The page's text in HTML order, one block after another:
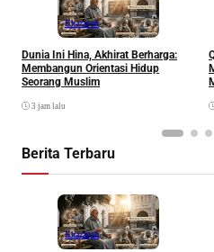
Khazanah
Dunia Ini Hina, Akhirat Berharga:
Membangun Orientasi Hidup
Seorang Muslim
3 jam lalu
Berita Terbaru
Khazanah